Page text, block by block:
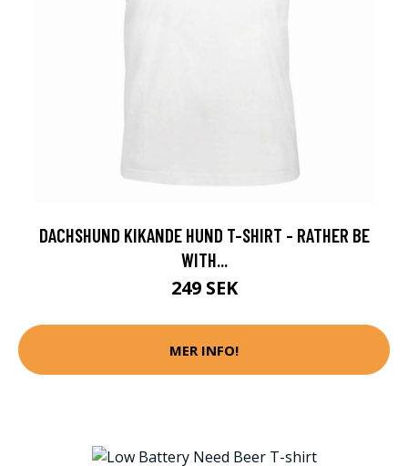
DACHSHUND KIKANDE HUND T-SHIRT - RATHER BE
WITH...
249 SEK
MER INFO!